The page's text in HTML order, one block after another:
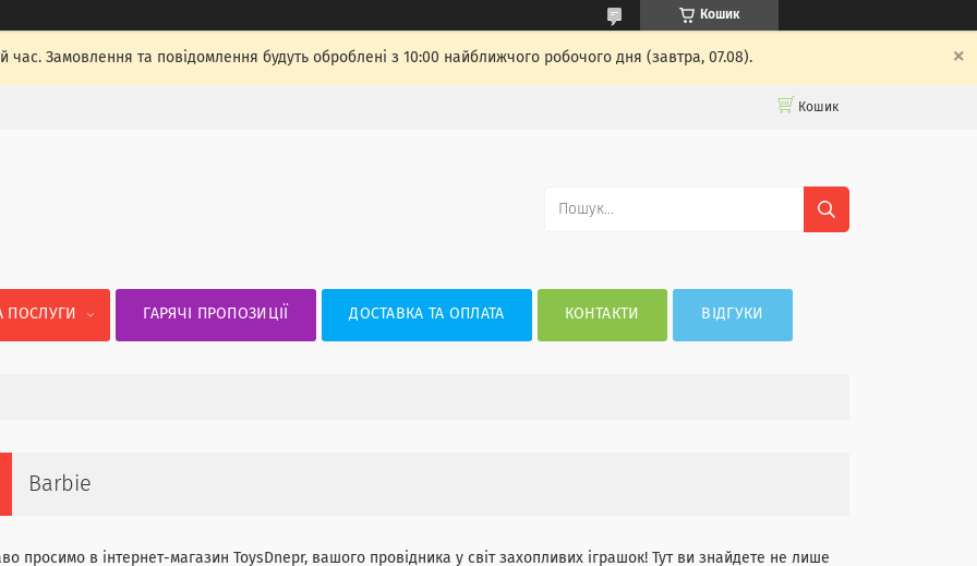
Кошик
час. Замовлення та повідомлення будуть оброблені з 10:00 найближчого робочого дня (завтра, 07.08).
Кошик
ПОСЛУГИ ГАРЯЧІ ПРОПОЗИЦІЇ ДОСТАВКА ТА ОПЛАТА КОНТАКТИ ВІДГУКИ
Barbie
просимо в інтернет-магазин ToysDnepr, вашого провідника у світ захопливих іграшок! Тут ви знайдете не лише